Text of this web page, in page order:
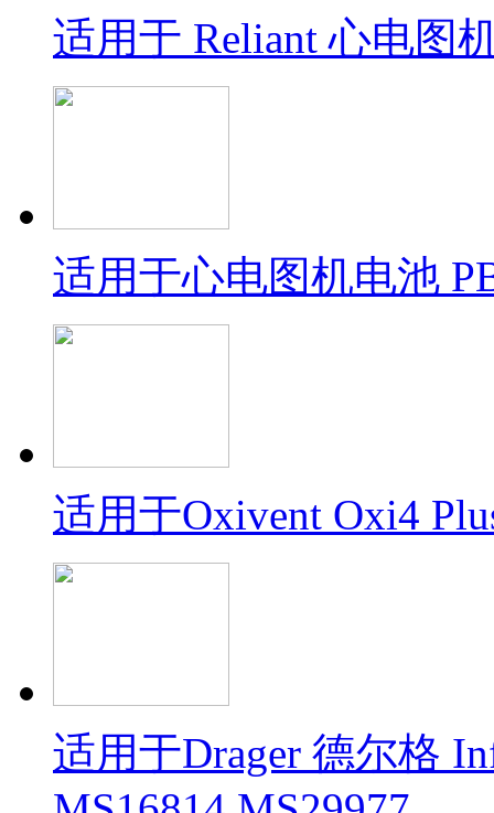
适用于 Reliant 心电图
适用于心电图机电池
适用于Oxivent Oxi4
适用于Drager 德尔格